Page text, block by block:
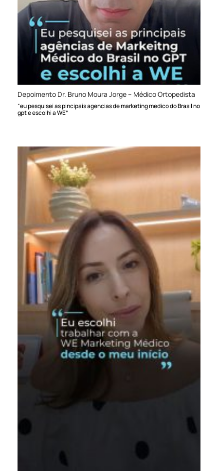
Depoimento Dr. Bruno Moura Jorge – Médico Ortopedista
“eu pesquisei as pincipais agencias de marketing medico do Brasil no
gpt e escolhi a WE”